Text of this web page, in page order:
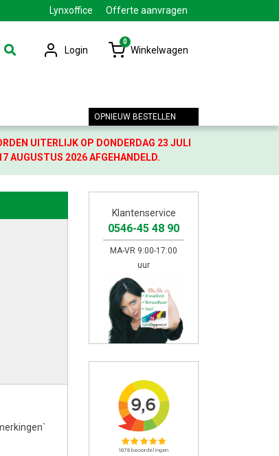
Lynxoffice Offerte aanvragen
Login
0
Winkelwagen
OPNIEUW BESTELLEN
UITERLIJK OP DONDERDAG 23 JULI
AUGUSTUS 2026 AFGEHANDELD.
Klantenservice
0546-45 48 90
MA-VR 9:00-17:00
uur